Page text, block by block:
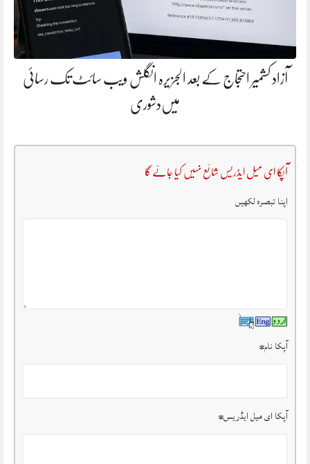
آزاد کشمیر احتجاج کے بعد الجزیرہ انگلش ویب سائٹ تک رسائی
میں‌دشوری
آپکا ای میل ایڈریس شائع نہیں کیا جائے گا
اپنا تبصرہ لکھیں
آپکا نام*
آپکا ای میل ایڈریس*